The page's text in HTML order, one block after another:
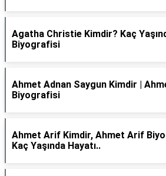
Agatha Christie Kimdir? Kaç
Biyografisi
Ahmet Adnan Saygun Kimdir |
Biyografisi
Ahmet Arif Kimdir, Ahmet Arif
Kaç Yaşında Hayatı..